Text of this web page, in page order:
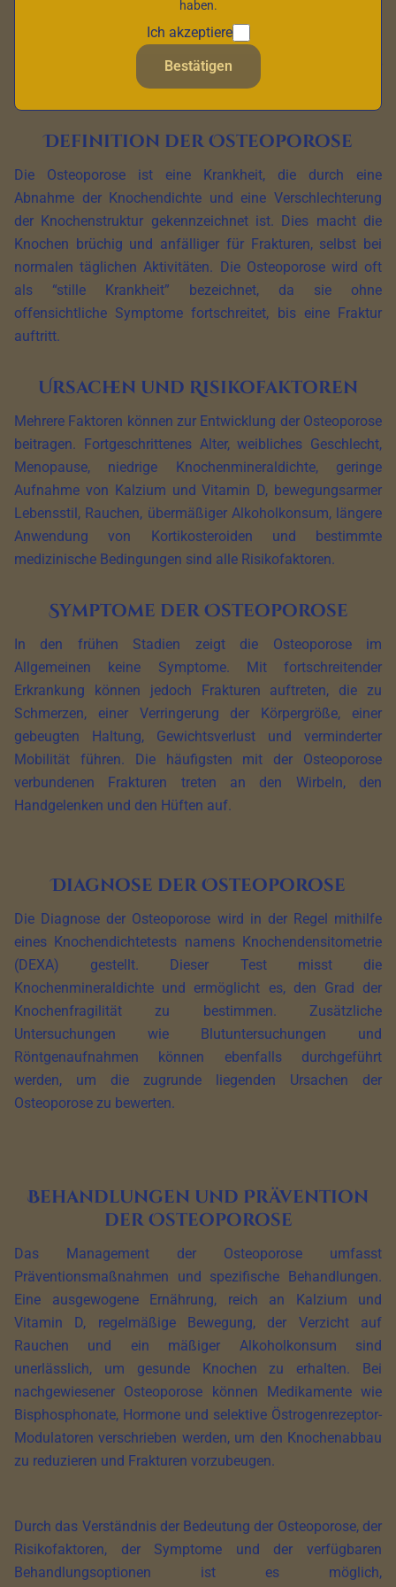
der Osteoporose, ihre medizinische Definition,
Risikofaktoren, Symptome, Diagnosemethoden und
Behandlungsoptionen, die für diese Erkrankung verfügbar
sind, die hauptsächlich ältere Menschen betrifft.
Definition der Osteoporose
Die Osteoporose ist eine Krankheit, die durch eine
Abnahme der Knochendichte und eine Verschlechterung
der Knochenstruktur gekennzeichnet ist. Dies macht die
Knochen brüchig und anfälliger für Frakturen, selbst bei
normalen täglichen Aktivitäten. Die Osteoporose wird oft
als “stille Krankheit” bezeichnet, da sie ohne
offensichtliche Symptome fortschreitet, bis eine Fraktur
auftritt.
Ursachen und Risikofaktoren
Mehrere Faktoren können zur Entwicklung der Osteoporose
beitragen. Fortgeschrittenes Alter, weibliches Geschlecht,
Menopause, niedrige Knochenmineraldichte, geringe
Aufnahme von Kalzium und Vitamin D, bewegungsarmer
Lebensstil, Rauchen, übermäßiger Alkoholkonsum, längere
Anwendung von Kortikosteroiden und bestimmte
medizinische Bedingungen sind alle Risikofaktoren.
Symptome der Osteoporose
In den frühen Stadien zeigt die Osteoporose im
Allgemeinen keine Symptome. Mit fortschreitender
Erkrankung können jedoch Frakturen auftreten, die zu
Schmerzen, einer Verringerung der Körpergröße, einer
gebeugten Haltung, Gewichtsverlust und verminderter
Mobilität führen. Die häufigsten mit der Osteoporose
verbundenen Frakturen treten an den Wirbeln, den
Handgelenken und den Hüften auf.
Diagnose der Osteoporose
Die Diagnose der Osteoporose wird in der Regel mithilfe
eines Knochendichtetests namens Knochendensitometrie
(DEXA) gestellt. Dieser Test misst die
Knochenmineraldichte und ermöglicht es, den Grad der
Knochenfragilität zu bestimmen. Zusätzliche
Untersuchungen wie Blutuntersuchungen und
Röntgenaufnahmen können ebenfalls durchgeführt
werden, um die zugrunde liegenden Ursachen der
Osteoporose zu bewerten.
Behandlungen und Prävention
der Osteoporose
Das Management der Osteoporose umfasst
Präventionsmaßnahmen und spezifische Behandlungen.
Eine ausgewogene Ernährung, reich an Kalzium und
Vitamin D, regelmäßige Bewegung, der Verzicht auf
Rauchen und ein mäßiger Alkoholkonsum sind
unerlässlich, um gesunde Knochen zu erhalten. Bei
nachgewiesener Osteoporose können Medikamente wie
Bisphosphonate, Hormone und selektive Östrogenrezeptor-
Modulatoren verschrieben werden, um den Knochenabbau
zu reduzieren und Frakturen vorzubeugen.
Durch das Verständnis der Bedeutung der Osteoporose, der
Risikofaktoren, der Symptome und der verfügbaren
Behandlungsoptionen ist es möglich,
haben.
Ich akzeptiere
Bestätigen